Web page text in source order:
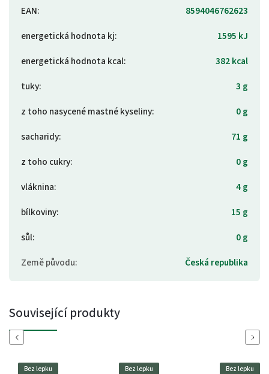
EAN:
8594046762623
energetická hodnota kj:
1595 kJ
energetická hodnota kcal:
382 kcal
tuky:
3 g
z toho nasycené mastné kyseliny:
0 g
sacharidy:
71 g
z toho cukry:
0 g
vláknina:
4 g
bílkoviny:
15 g
sůl:
0 g
Země původu: Česká republika
Související produkty
Previous
Bez lepku Bez lepku Bez lepku
Next